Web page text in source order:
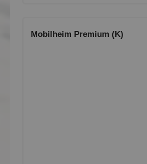
Mobilheim Premium (K)